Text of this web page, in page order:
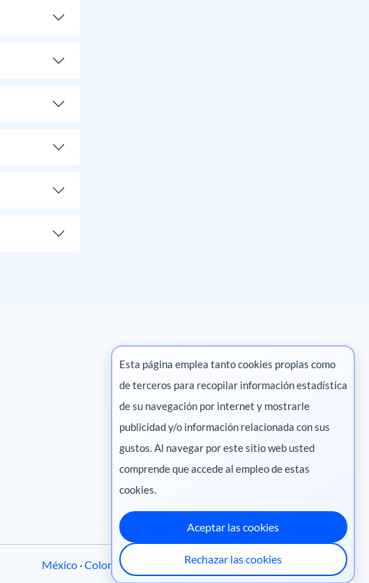
Marketing digital
Pharma
México ·Colombia Perú·Centroamérica
Esta página emplea tanto cookies propias como
de terceros para recopilar información estadística
de su navegación por internet y mostrarle
publicidad y/o información relacionada con sus
gustos. Al navegar por este sitio web usted
comprende que accede al empleo de estas
cookies.
Aceptar las cookies
Rechazar las cookies